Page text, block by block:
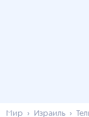
Мир Израиль